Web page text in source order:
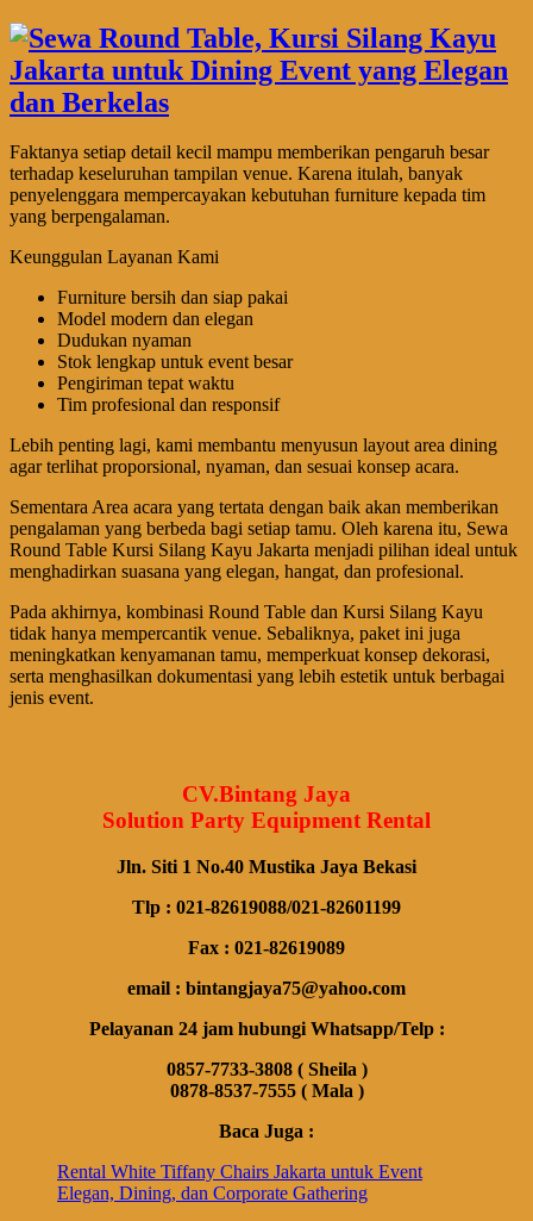
Faktanya setiap detail kecil mampu memberikan pengaruh besar
terhadap keseluruhan tampilan venue. Karena itulah, banyak
penyelenggara mempercayakan kebutuhan furniture kepada tim
yang berpengalaman.
Keunggulan Layanan Kami
Furniture bersih dan siap pakai
Model modern dan elegan
Dudukan nyaman
Stok lengkap untuk event besar
Pengiriman tepat waktu
Tim profesional dan responsif
Lebih penting lagi, kami membantu menyusun layout area dining
agar terlihat proporsional, nyaman, dan sesuai konsep acara.
Sementara Area acara yang tertata dengan baik akan memberikan
pengalaman yang berbeda bagi setiap tamu. Oleh karena itu, Sewa
Round Table Kursi Silang Kayu Jakarta menjadi pilihan ideal untuk
menghadirkan suasana yang elegan, hangat, dan profesional.
Pada akhirnya, kombinasi Round Table dan Kursi Silang Kayu
tidak hanya mempercantik venue. Sebaliknya, paket ini juga
meningkatkan kenyamanan tamu, memperkuat konsep dekorasi,
serta menghasilkan dokumentasi yang lebih estetik untuk berbagai
jenis event.
CV.Bintang Jaya
Solution Party Equipment Rental
Jln. Siti 1 No.40 Mustika Jaya Bekasi
Tlp : 021-82619088/021-82601199
Fax : 021-82619089
email : bintangjaya75@yahoo.com
Pelayanan 24 jam hubungi Whatsapp/Telp :
0857-7733-3808 ( Sheila )
0878-8537-7555 ( Mala )
Baca Juga :
Rental White Tiffany Chairs Jakarta untuk Event
Elegan, Dining, dan Corporate Gathering